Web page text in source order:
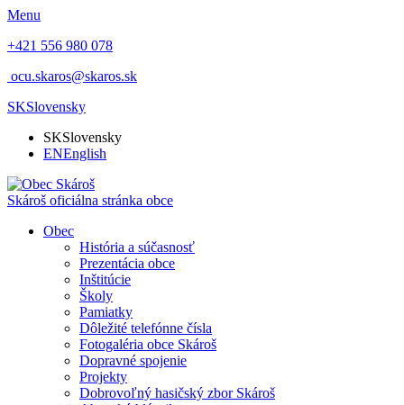
Menu
+421 556 980 078
ocu.skaros@skaros.sk
SKSlovensky
SKSlovensky
ENEnglish
Skároš oficiálna stránka obce
Obec
História a súčasnosť
Prezentácia obce
Inštitúcie
Školy
Pamiatky
Dôležité telefónne čísla
Fotogaléria obce Skároš
Dopravné spojenie
Projekty
Dobrovoľný hasičský zbor Skároš